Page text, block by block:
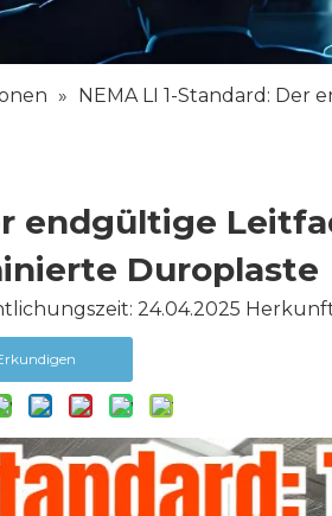
» NEMA LI 1-Standard:
endgültige
Duroplaste
24.04.2025